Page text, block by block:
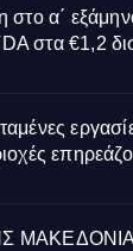
α΄
στα €1,2